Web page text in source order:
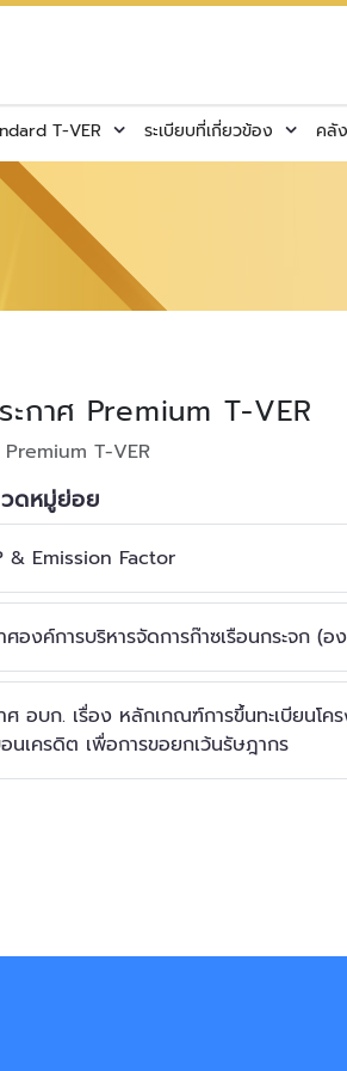
T-VER ระเบียบที่เกี่ยวข้อง คลั
ะกาศ Premium T-VER
Premium T-VER
ดหมู่ย่อย
& Emission Factor
ศองค์การบริหารจัดการก๊าซเรือนกระจก (อ
ศ อบก. เรื่อง หลักเกณฑ์การขึ้นทะเบียนโค
นเครดิต เพื่อการขอยกเว้นรัษฎากร